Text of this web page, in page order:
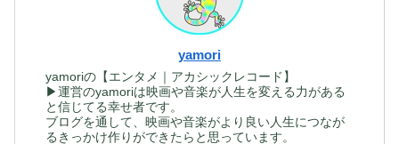
yamori
yamoriの【エンタメ｜アカシックレコード】
▶運営のyamoriは映画や音楽が人生を変える力がある
と信じてる幸せ者です。
ブログを通して、映画や音楽がより良い人生につなが
るきっかけ作りができたらと思っています。